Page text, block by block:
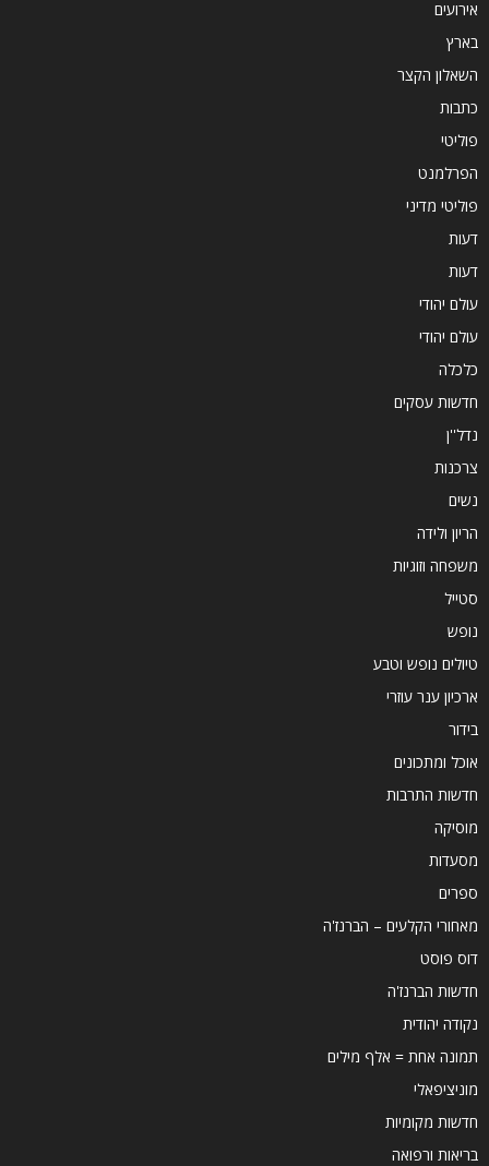
אירועים
בארץ
השאלון הקצר
כתבות
פוליטי
הפרלמנט
פוליטי מדיני
דעות
דעות
עולם יהודי
עולם יהודי
כלכלה
חדשות עסקים
נדל''ן
צרכנות
נשים
הריון ולידה
משפחה וזוגיות
סטייל
נופש
טיולים נופש וטבע
ארכיון ענר עוזרי
בידור
אוכל ומתכונים
חדשות התרבות
מוסיקה
מסעדות
ספרים
מאחורי הקלעים – הברנז'ה
דוס פוסט
חדשות הברנז'ה
נקודה יהודית
תמונה אחת = אלף מילים
מוניציפאלי
חדשות מקומיות
בריאות ורפואה